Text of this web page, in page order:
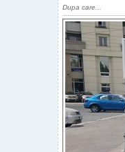
Dupa care...